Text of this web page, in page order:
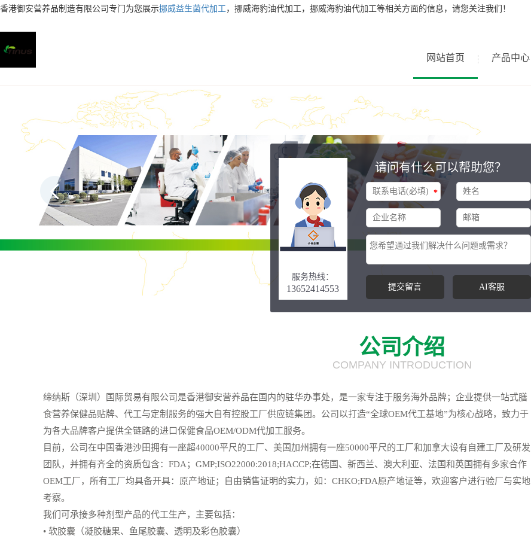
香港御安营养品制造有限公司专门为您展示挪威益生菌代加工 ，挪威海豹油代加工，挪威海豹油代加工等相关方面的信息，请您关注我们！
网站首页 产品中心
公司介绍
COMPANY INTRODUCTION
缔纳斯（深圳）国际贸易有限公司是香港御安营养品在国内的驻华办事处，是一家专注于服务海外品牌；企业提供一站式膳
食营养保健品贴牌、代工与定制服务的强大自有控股工厂供应链集团。公司以打造“全球OEM代工基地”为核心战略，致力于
为各大品牌客户提供全链路的进口保健食品OEM/ODM代加工服务。
目前，公司在中国香港沙田拥有一座超40000平尺的工厂、美国加州拥有一座50000平尺的工厂和加拿大设有自建工厂及研发
团队，并拥有齐全的资质包含：FDA；GMP;ISO22000:2018;HACCP;在德国、新西兰、澳大利亚、法国和英国拥有多家合作
OEM工厂，所有工厂均具备开具：原产地证；自由销售证明的实力，如：CHKO;FDA原产地证等，欢迎客户进行验厂与实地
考察。
我们可承接多种剂型产品的代工生产，主要包括：
• 软胶囊（凝胶糖果、鱼尾胶囊、透明及彩色胶囊）
服务热线：
13652414553
请问有什么可以帮助您？
*
提交留言 AI客服